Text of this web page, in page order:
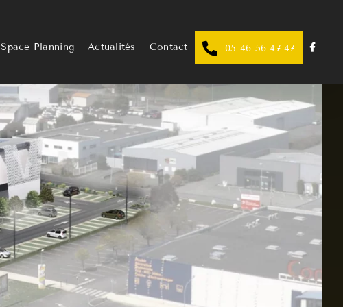
Space Planning Actualités Contact 05 46 56 47 47